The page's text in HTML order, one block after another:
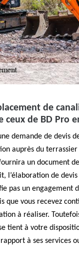
de
ceux de BD Pro
demande de devis
auprès du terrassier
un document
l’élaboration de devis
pas un engagement
que vous recevez
à réaliser.
tient à votre
à ses services